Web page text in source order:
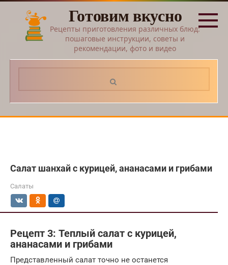
Перейти
контенту
Готовим вкусно
Рецепты приготовления различных блюд:
пошаговые инструкции, советы и
рекомендации, фото и видео
Салат шанхай с курицей, ананасами и грибами
Салаты
Рецепт 3: Теплый салат с курицей,
ананасами и грибами
Представленный салат точно не останется